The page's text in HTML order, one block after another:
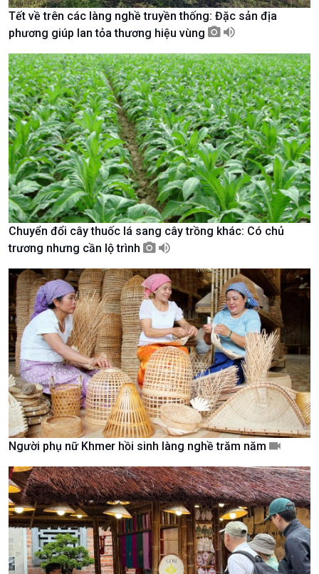
Chuyển đổi Xanh
Tài nguyên và Môi trường
Chuyên gia của bạn
Xã hội chuyển động
Bước chân đến trường
Sống chung với biến đổi
khí hậu
Văn hoá & Du lịch
Tin Văn hoá & Du lịch
Chát với người nổi tiếng
Câu chuyện Thể thao
Multimedia
Ảnh
Video
Infographic
E-Magazine
Tết về trên các làng nghề truyền thống: Đặc sản địa
phương giúp lan tỏa thương hiệu vùng
Chuyển đổi cây thuốc lá sang cây trồng khác: Có chủ
trương nhưng cần lộ trình
Người phụ nữ Khmer hồi sinh làng nghề trăm năm